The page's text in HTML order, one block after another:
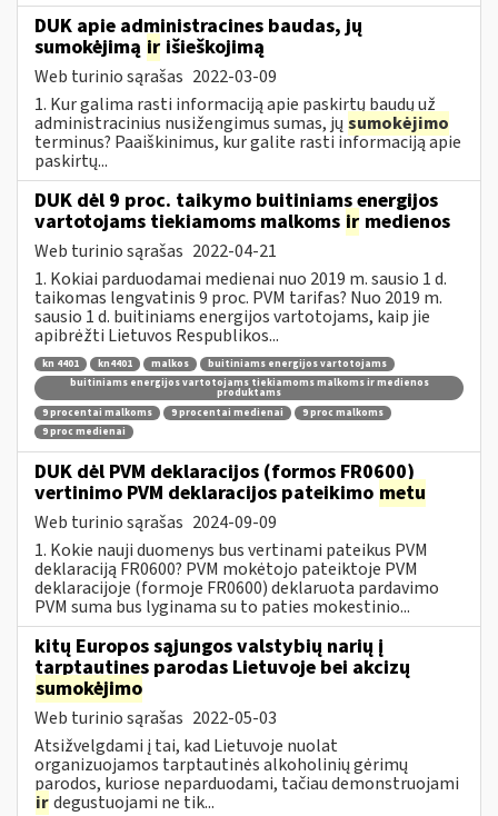
DUK apie administracines baudas, jų
sumokėjimą ir išieškojimą
Web turinio sąrašas 2022-03-09
1. Kur galima rasti informaciją apie paskirtų baudų už
administracinius nusižengimus sumas, jų sumokėjimo
terminus? Paaiškinimus, kur galite rasti informaciją apie
paskirtų...
DUK dėl 9 proc. taikymo buitiniams energijos
vartotojams tiekiamoms malkoms ir medienos
Web turinio sąrašas 2022-04-21
1. Kokiai parduodamai medienai nuo 2019 m. sausio 1 d.
taikomas lengvatinis 9 proc. PVM tarifas? Nuo 2019 m.
sausio 1 d. buitiniams energijos vartotojams, kaip jie
apibrėžti Lietuvos Respublikos...
kn 4401 kn4401 malkos
buitiniams energijos vartotojams
buitiniams energijos vartotojams tiekiamoms malkoms ir medienos
produktams
9 procentai malkoms
9 procentai medienai
9 proc malkoms
9 proc medienai
DUK dėl PVM deklaracijos (formos FR0600)
vertinimo PVM deklaracijos pateikimo metu
Web turinio sąrašas 2024-09-09
1. Kokie nauji duomenys bus vertinami pateikus PVM
deklaraciją FR0600? PVM mokėtojo pateiktoje PVM
deklaracijoje (formoje FR0600) deklaruota pardavimo
PVM suma bus lyginama su to paties mokestinio...
kitų Europos sąjungos valstybių narių į
tarptautines parodas Lietuvoje bei akcizų
sumokėjimo
Web turinio sąrašas 2022-05-03
Atsižvelgdami į tai, kad Lietuvoje nuolat
organizuojamos tarptautinės alkoholinių gėrimų
parodos, kuriose neparduodami, tačiau demonstruojami
irdegustuojami ne tik...